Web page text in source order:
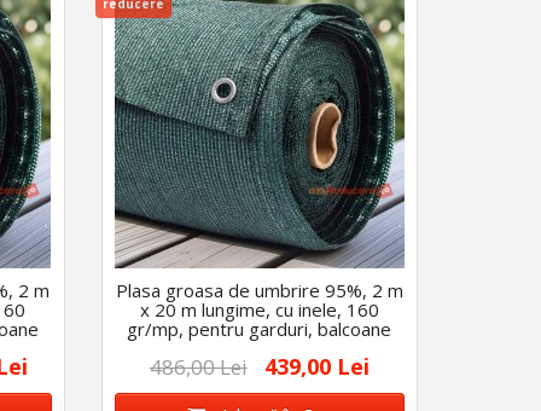
2 m
reducere
Plasa groasa de umbrire 95%, 2 m
x 20 m lungime, cu inele, 160
gr/mp, pentru garduri, balcoane
etc
486,00 Lei 439,00 Lei